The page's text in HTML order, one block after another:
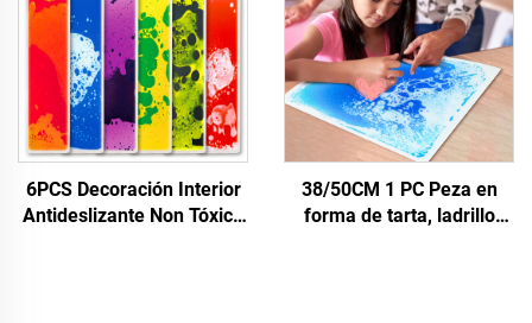
Autistas
6PCS Decoración Interior
Antideslizante Non Tóxico
38/50CM 1 PC Peza en
forma de tarta, ladrillo